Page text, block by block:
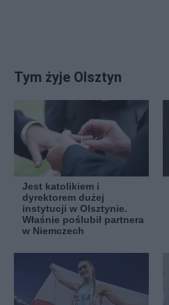
Tym żyje Olsztyn
Jest katolikiem i
dyrektorem dużej
instytucji w Olsztynie.
Właśnie poślubił partnera
w Niemczech